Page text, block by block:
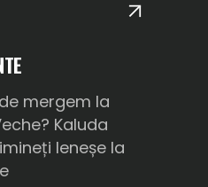
mergem la
Kaluda
leneșe la